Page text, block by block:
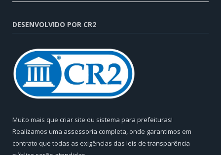
DESENVOLVIDO POR CR2
Muito mais que criar site ou sistema para prefeituras!
Realizamos uma assessoria completa, onde garantimos em
contrato que todas as exigências das leis de transparência